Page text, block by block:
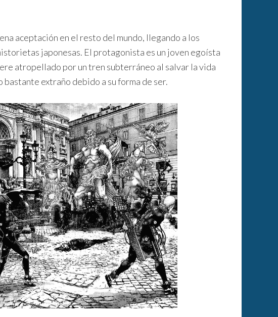
aceptación en el resto del mundo, llegando a los
japonesas. El protagonista es un joven egoísta
atropellado por un tren subterráneo al salvar la vida
bastante extraño debido a su forma de ser.